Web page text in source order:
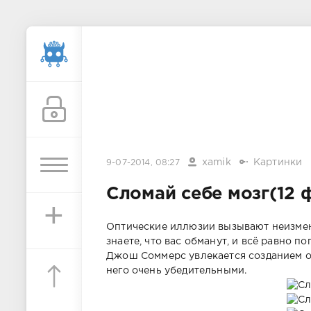
+
9-07-2014, 08:27 xamik Картинки
Сломай себе мозг(12
Оптические иллюзии вызывают
знаете, что вас обманут, и всё равно
Джош Соммерс увлекается созданием
него очень убедительными.